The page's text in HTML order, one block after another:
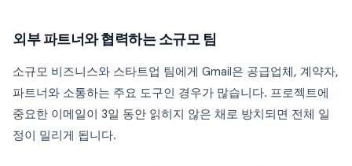
외부 파트너와 협력하는 소규모 팀
소규모 비즈니스와 스타트업 팀에게 Gmail은 공급업체, 계약자,
파트너와 소통하는 주요 도구인 경우가 많습니다. 프로젝트에
중요한 이메일이 3일 동안 읽히지 않은 채로 방치되면 전체 일
정이 밀리게 됩니다.